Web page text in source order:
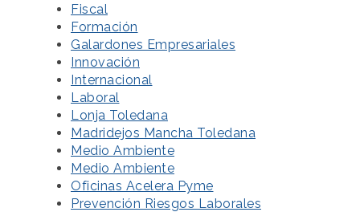
Fiscal
Formación
Galardones Empresariales
Innovación
Internacional
Laboral
Lonja Toledana
Madridejos Mancha Toledana
Medio Ambiente
Medio Ambiente
Oficinas Acelera Pyme
Prevención Riesgos Laborales